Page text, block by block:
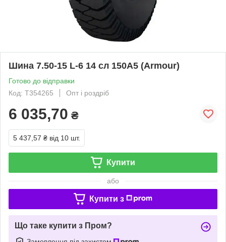
Шина 7.50-15 L-6 14 сл 150А5 (Armour)
Готово до відправки
Код: T354265
Опт і роздріб
6 035,70 ₴
5 437,57 ₴ від 10 шт.
Купити
або
Купити з
Що таке купити з Пром?